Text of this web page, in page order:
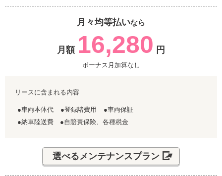
月々均等払いなら
月額 16,280 円
ボーナス月加算なし
リースに含まれる内容
●車両本体代 ●登録諸費用
●車両保証
●納車陸送費 ●自賠責保険、各種税金
選べるメンテナンスプラン